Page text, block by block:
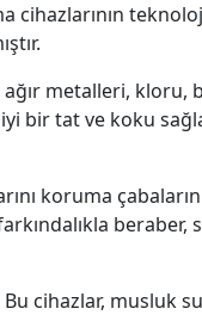
cihazlarının
ağır metalleri,
bir tat ve koku
koruma
beraber,
cihazlar, musluk